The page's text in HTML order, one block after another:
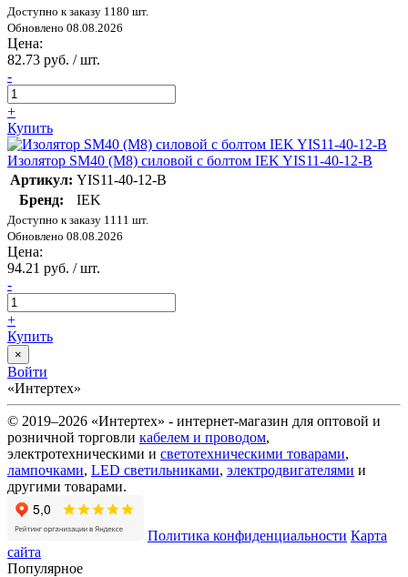
Доступно к заказу 1180 шт.
Обновлено 08.08.2026
Цена:
82.73 руб. / шт.
-
+
Купить
Изолятор SM40 (М8) силовой с болтом IEK YIS11-40-12-B
Артикул: YIS11-40-12-B
Бренд:
IEK
Доступно к заказу 1111 шт.
Обновлено 08.08.2026
Цена:
94.21 руб. / шт.
-
+
Купить
×
Войти
«Интертех»
© 2019–2026 «Интертех» - интернет-магазин для оптовой и
розничной торговли кабелем и проводом,
электротехническими и светотехническими товарами,
лампочками, LED светильниками, электродвигателями и
другими товарами.
Политика конфиденциальности Карта
сайта
Популярное